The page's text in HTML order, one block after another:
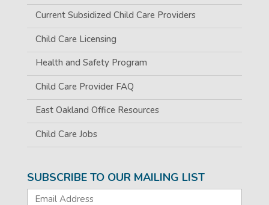
Current Subsidized Child Care Providers
Child Care Licensing
Health and Safety Program
Child Care Provider FAQ
East Oakland Office Resources
Child Care Jobs
SUBSCRIBE TO OUR MAILING LIST